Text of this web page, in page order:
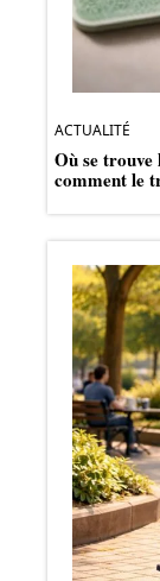
ACTUALITÉ
Où se
comment le